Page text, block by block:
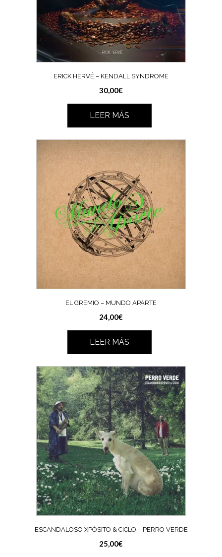
ERICK HERVÉ – KENDALL SYNDROME
30,00€
LEER MÁS
EL GREMIO – MUNDO APARTE
24,00€
LEER MÁS
ESCANDALOSO XPÓSITO & CICLO – PERRO VERDE
25,00€